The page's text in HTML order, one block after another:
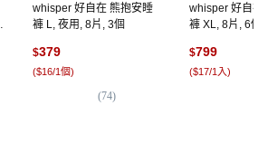
whisper 好自在 熊抱安睡
褲 L, 夜用, 8片, 3個
$379
($16/1個)
(74)
whisper 好自在
褲 XL, 8片, 6個
$799
($17/1入)